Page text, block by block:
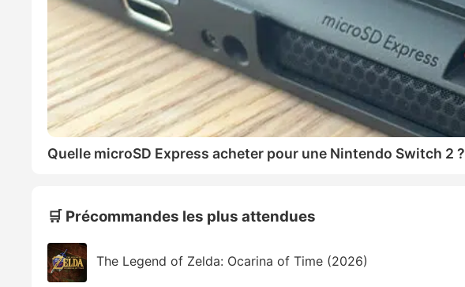
Quelle microSD Express acheter pour une Nintendo Switch 2 ?
🛒 Précommandes les plus attendues
The Legend of Zelda: Ocarina of Time (2026)